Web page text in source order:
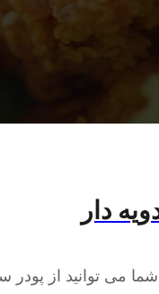
دار
توانید از پودر